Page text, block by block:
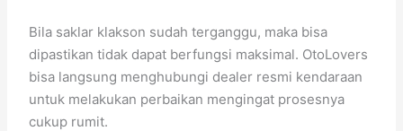
Bila saklar klakson sudah terganggu, maka bisa
dipastikan tidak dapat berfungsi maksimal. OtoLovers
bisa langsung menghubungi dealer resmi kendaraan
untuk melakukan perbaikan mengingat prosesnya
cukup rumit.